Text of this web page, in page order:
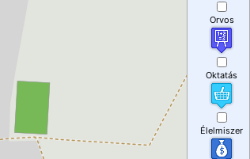
Orvos
Oktatás
Élelmiszer